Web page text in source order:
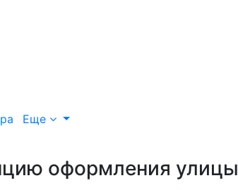
Еще
оформления улицы